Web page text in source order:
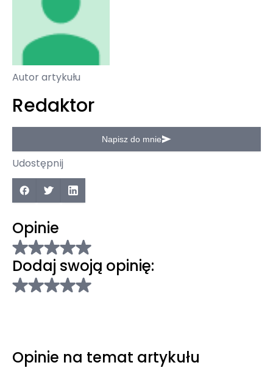
Autor artykułu
Redaktor
Napisz do mnie
Udostępnij
Opinie
Dodaj swoją opinię:
Opinie na temat artykułu